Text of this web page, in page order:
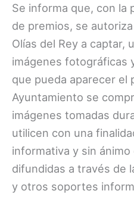
Se informa que, con la
de premios, se
Olías del Rey a captar,
imágenes fotográficas
que pueda aparecer el
Ayuntamiento se
imágenes tomadas
utilicen con una
informativa y sin
difundidas a través de
y otros soportes